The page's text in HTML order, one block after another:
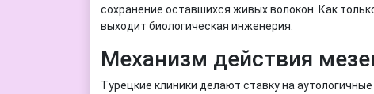
сохранение оставшихся живых волокон. Как
выходит биологическая инженерия.
Механизм действия
Турецкие клиники делают ставку на